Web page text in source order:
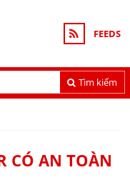
FEEDS
Tìm kiếm
CÓ AN TOÀN